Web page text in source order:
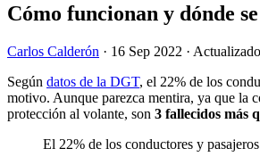
Cómo funcionan y dónde
Carlos Calderón · 16 Sep 2022 ·
Según datos de la DGT, el 22% de los
motivo. Aunque parezca mentira, ya que la
protección al volante, son 3 fallecidos más
El 22% de los conductores y